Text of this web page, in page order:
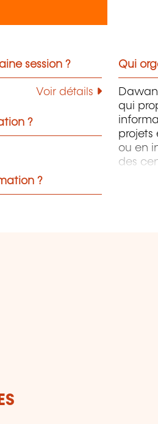
session ?
Voir détails
?
?
Qui
qui
projets
ou en
des